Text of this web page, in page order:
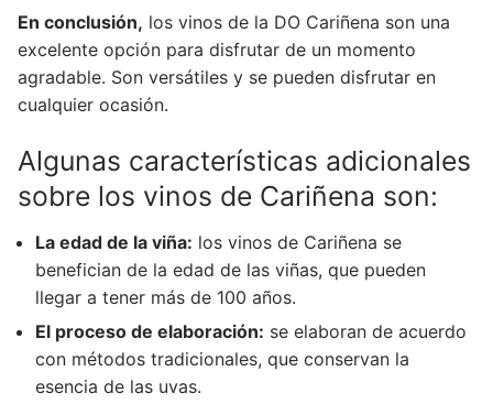
En conclusión, los vinos de la DO Cariñena son una
excelente opción para disfrutar de un momento
agradable. Son versátiles y se pueden disfrutar en
cualquier ocasión.
Algunas características adicionales
sobre los vinos de Cariñena son:
La edad de la viña: los vinos de Cariñena se
benefician de la edad de las viñas, que pueden
llegar a tener más de 100 años.
El proceso de elaboración: se elaboran de acuerdo
con métodos tradicionales, que conservan la
esencia de las uvas.